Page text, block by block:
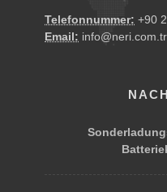
Telefonnummer: +90
Email: info@neri.com.tr